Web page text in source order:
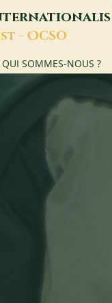
- OCSO
QUI SOMMES-NOUS ?